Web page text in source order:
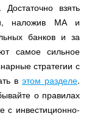
взять
и, наложив МА и
банков и за
самое сильное
стратегии с
вэтом разделе.
о правилах
с инвестиционно-